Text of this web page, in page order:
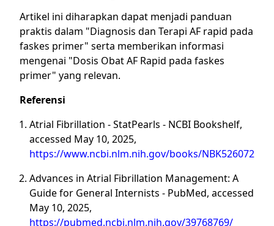
Artikel ini diharapkan dapat menjadi panduan
praktis dalam "Diagnosis dan Terapi AF rapid pada
faskes primer" serta memberikan informasi
mengenai "Dosis Obat AF Rapid pada faskes
primer" yang relevan.
Referensi
Atrial Fibrillation - StatPearls - NCBI Bookshelf,
accessed May 10, 2025,
https://www.ncbi.nlm.nih.gov/books/NBK526072/
Advances in Atrial Fibrillation Management: A
Guide for General Internists - PubMed, accessed
May 10, 2025,
https://pubmed.ncbi.nlm.nih.gov/39768769/